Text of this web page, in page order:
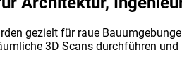
gezielt für raue
3D Scans durchführen